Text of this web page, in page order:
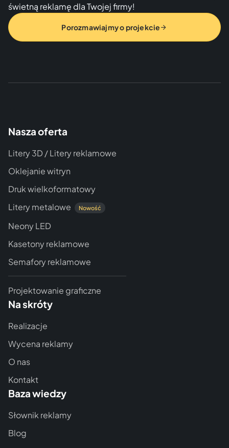
świetną reklamę dla Twojej firmy!
Porozmawiajmy o projekcie
Nasza oferta
Litery 3D / Litery reklamowe
Oklejanie witryn
Druk wielkoformatowy
Litery metalowe
Nowość
Neony LED
Kasetony reklamowe
Semafory reklamowe
Projektowanie graficzne
Na skróty
Realizacje
Wycena reklamy
O nas
Kontakt
Baza wiedzy
Słownik reklamy
Blog